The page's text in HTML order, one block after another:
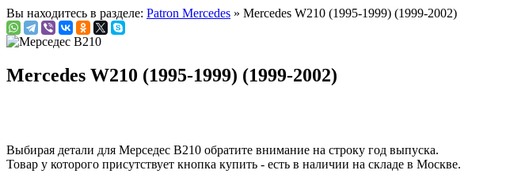
Вы находитесь в разделе: Patron Mercedes » Mercedes W210 (1995-1999) (1999-2002)
Mercedes W210 (1995-1999) (1999-2002)
Выбирая детали для Мерседес В210 обратите внимание на строку год выпуска.
Товар у которого присутствует кнопка купить - есть в наличии на складе в Москве.